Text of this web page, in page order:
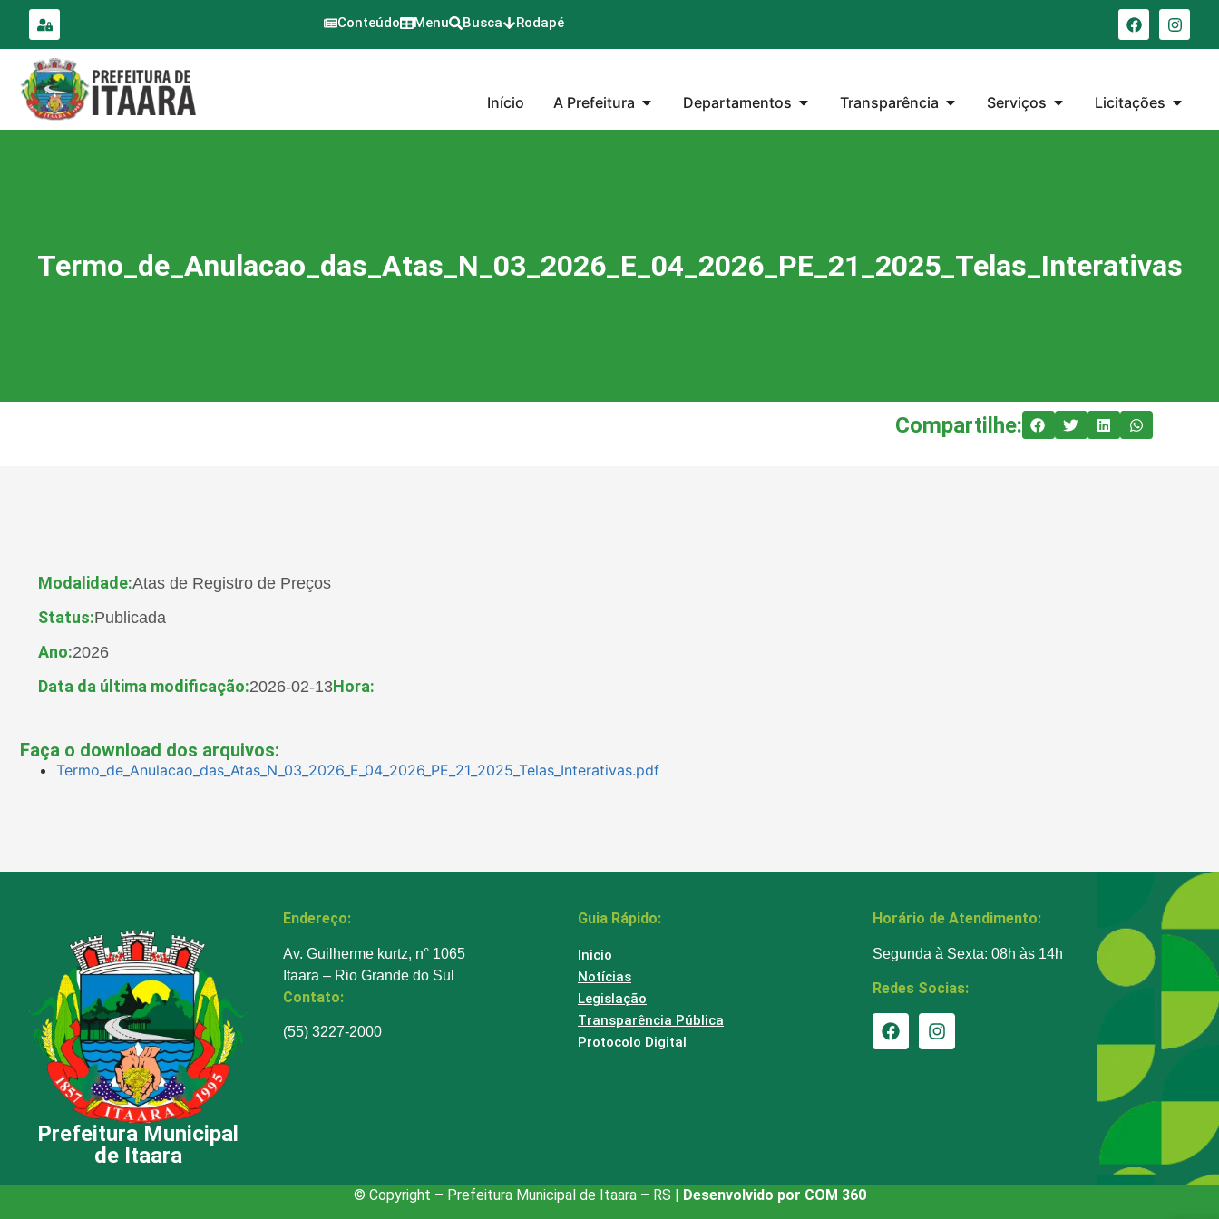
conteúdo
Conteúdo Menu Busca Rodapé
Início A Prefeitura Departamentos Transparência Serviços Licitações
Termo_de_Anulacao_das_Atas_N_03_2026_E_04_2026_PE_21_2025_Telas_Interativas
Compartilhe:
Modalidade:Atas de Registro de Preços
Status:Publicada
Ano:2026
Data da última modificação:2026-02-13Hora:
Faça o download dos arquivos:
Termo_de_Anulacao_das_Atas_N_03_2026_E_04_2026_PE_21_2025_Telas_Interativas.pdf
Prefeitura Municipal
de Itaara
Endereço:
Av. Guilherme kurtz, n° 1065
Itaara – Rio Grande do Sul
Contato:
(55) 3227-2000
Guia Rápido:
Inicio
Notícias
Legislação
Transparência Pública
Protocolo Digital
Horário de Atendimento:
Segunda à Sexta: 08h às 14h
Redes Socias:
© Copyright – Prefeitura Municipal de Itaara – RS | Desenvolvido por COM 360